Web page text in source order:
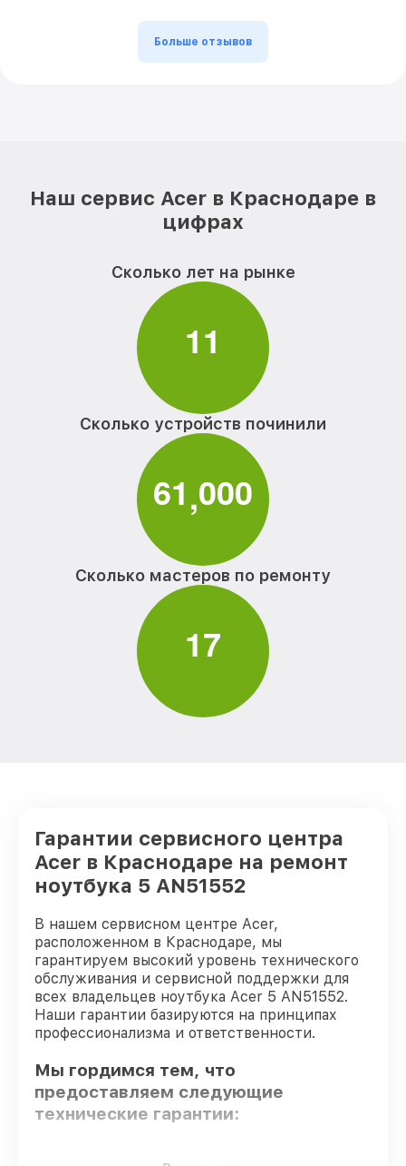
Больше отзывов
Наш сервис Acer в Краснодаре в
цифрах
Сколько лет на рынке
11
Сколько устройств починили
61,000
Сколько мастеров по ремонту
17
Гарантии сервисного центра
Acer в Краснодаре на ремонт
ноутбука 5 AN51552
В нашем сервисном центре Acer,
расположенном в Краснодаре, мы
гарантируем высокий уровень технического
обслуживания и сервисной поддержки для
всех владельцев ноутбука Acer 5 AN51552.
Наши гарантии базируются на принципах
профессионализма и ответственности.
Мы гордимся тем, что
предоставляем следующие
технические гарантии: